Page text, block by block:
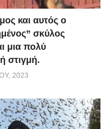
και αυτός ο
σκύλος
μια πολύ
στιγμή.
2023